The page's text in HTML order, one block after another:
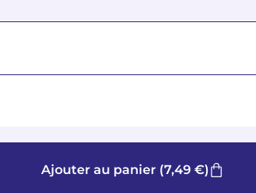
Ajouter au panier(7,49 €)